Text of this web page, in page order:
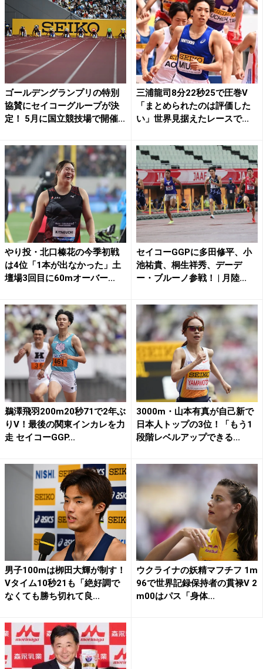
ゴールデングランプリの特別
協賛にセイコーグループが決
定！ 5月に国立競技場で開催...
三浦龍司8分22秒25で圧巻V
「まとめられたのは評価した
い」世界見据えたレースで...
やり投・北口榛花の今季初戦
は4位「1本が出なかった」土
壇場3回目に60mオーバー...
セイコーGGPに多田修平、小
池祐貴、桐生祥秀、デーデ
ー・ブルーノ参戦！ | 月陸...
鵜澤飛羽200m20秒71で2年ぶ
りV！最後の関東インカレを力
走 セイコーGGP...
3000m・山本有真が自己新で
日本人トップの3位！「もう1
段階レベルアップできる...
男子100mは栁田大輝が制す！
Vタイム10秒21も「絶好調で
なくても勝ち切れて良...
ウクライナの妖精マフチフ 1m
96で世界記録保持者の貫禄V 2
m00はパス「身体...